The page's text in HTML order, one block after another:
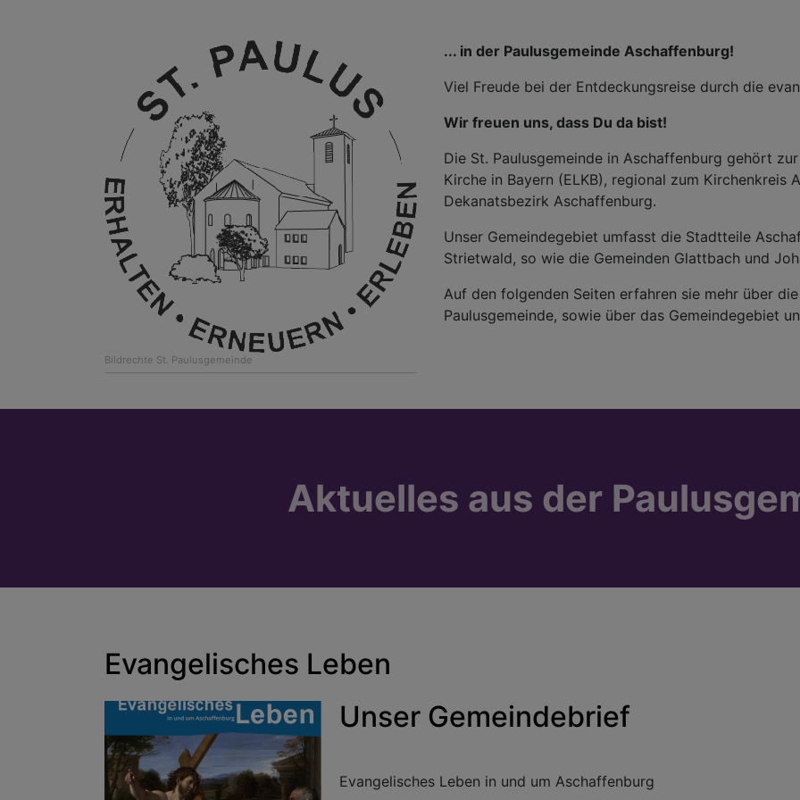
Bildrechte St. Paulusgemeinde
... in der Paulusgemeinde Aschaffenburg!
Viel Freude bei der Entdeckungsreise durch die
Wir freuen uns, dass Du da bist!
Die St. Paulusgemeinde in Aschaffenburg gehört
Kirche in Bayern (ELKB), regional zum Kirchenkreis
Dekanatsbezirk Aschaffenburg.
Unser Gemeindegebiet umfasst die Stadtteile
Strietwald, so wie die Gemeinden Glattbach und
Auf den folgenden Seiten erfahren sie mehr über
Paulusgemeinde, sowie über das Gemeindegebiet
Aktuelles aus der
Evangelisches Leben
Unser Gemeindebrief
Evangelisches Leben in und um Aschaffenburg